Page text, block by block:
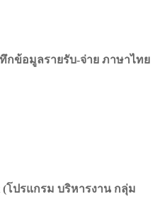
กข้อมูลรายรับ-จ่าย ภาษาไทย
(โปรแกรม บริหารงาน กลุ่ม